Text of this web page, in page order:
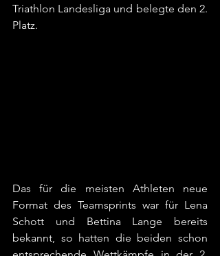
Triathlon Landesliga und belegte den 2.
Platz.
Das für die meisten Athleten neue
Format des Teamsprints war für Lena
Schott und Bettina Lange bereits
bekannt, so hatten die beiden schon